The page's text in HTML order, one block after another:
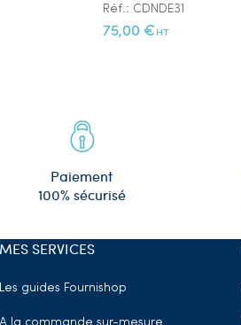
Réf.: CDNDE31
75,00 € HT
Paiement
100% sécurisé
MES SERVICES
Les guides Fournishop